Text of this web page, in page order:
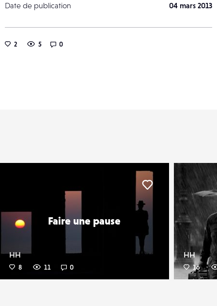
Date de publication
04 mars 2013
2 5 0
Faire une pause
HH
8 11 0
HH
16